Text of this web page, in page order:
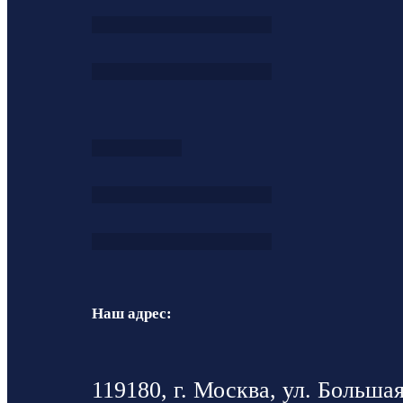
Наш адрес:
119180, г. Москва, ул.